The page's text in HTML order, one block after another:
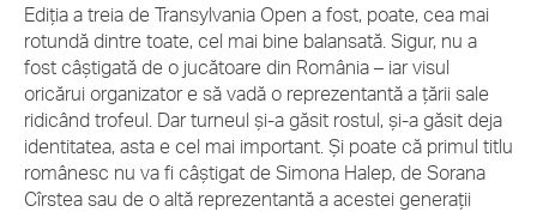
Ediția a treia de Transylvania Open a fost, poate, cea mai
rotundă dintre toate, cel mai bine balansată. Sigur, nu a
fost câștigată de o jucătoare din România – iar visul
oricărui organizator e să vadă o reprezentantă a țării sale
ridicând trofeul. Dar turneul și-a găsit rostul, și-a găsit deja
identitatea, asta e cel mai important. Și poate că primul titlu
românesc nu va fi câștigat de Simona Halep, de Sorana
Cîrstea sau de o altă reprezentantă a acestei generații